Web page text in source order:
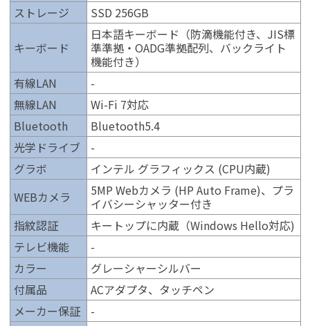
ストレージ
SSD 256GB
キーボード
日本語キーボード（防滴機能付き、JIS標
準準拠・OADG準拠配列、バックライト
機能付き）
有線LAN
-
無線LAN
Wi-Fi 7対応
Bluetooth
Bluetooth5.4
光学ドライブ
-
グラボ
インテル グラフィックス (CPU内蔵)
WEBカメラ
5MP Webカメラ (HP Auto Frame)、プラ
イバシーシャッター付き
指紋認証
キートップに内蔵（Windows Hello対応)
テレビ機能
-
カラー
グレーシャーシルバー
付属品
ACアダプタ、タッチペン
メーカー保証
-